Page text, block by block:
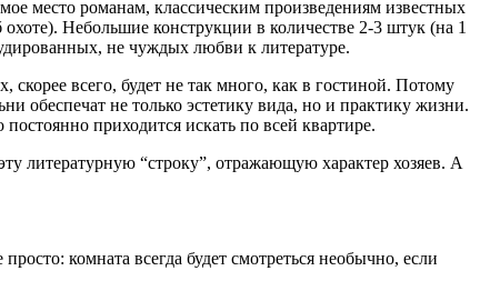
место романам, классическим произведениям известных
Небольшие конструкции в количестве 2-3 штук (на 1
не чуждых любви к литературе.
всего, будет не так много, как в гостиной. Потому
обеспечат не только эстетику вида, но и практику жизни.
приходится искать по всей квартире.
литературную “строку”, отражающую характер хозяев. А
комната всегда будет смотреться необычно, если